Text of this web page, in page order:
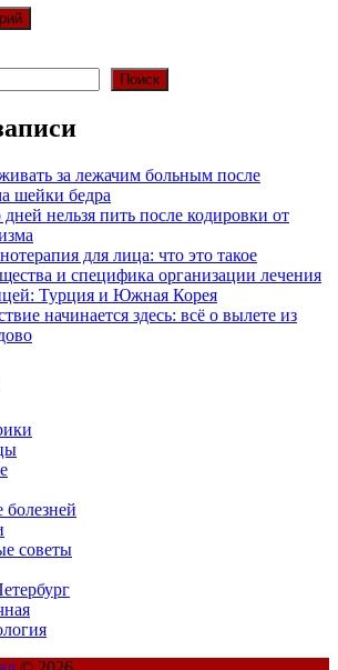
Поиск
за лежачим больным после
шейки бедра
дней нельзя пить после кодировки от
для лица: что это такое
и специфика организации лечения
Турция и Южная Корея
начинается здесь: всё о вылете из
болезней
советы